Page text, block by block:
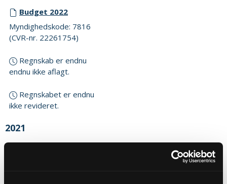
Budget 2022
Myndighedskode: 7816
(CVR-nr. 22261754)
Regnskab er endnu
endnu ikke aflagt.
Regnskabet er endnu
ikke revideret.
2021
Budget 2021